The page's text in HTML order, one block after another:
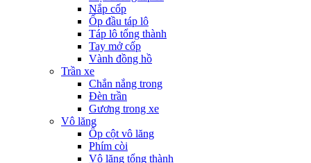
Nắp cốp
Ốp đầu táp lô
Táp lô tổng thành
Tay mở cốp
Vành đồng hồ
Trần xe
Chắn nắng trong
Đèn trần
Gương trong xe
Vô lăng
Ốp cột vô lăng
Phím còi
Vô lăng tổng thành